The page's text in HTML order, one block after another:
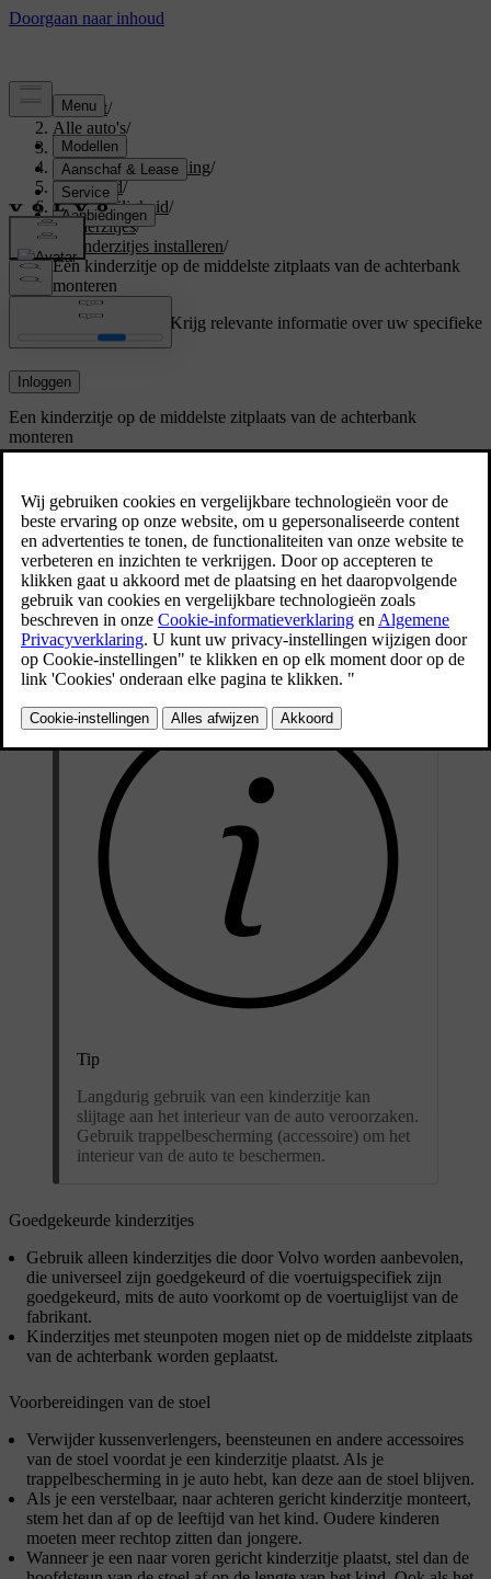
Support/
Alle auto's/
V60 2026
Gebruikershandleiding/
Veiligheid/
Kinderveiligheid/
Kinderzitjes/
Kinderzitjes installeren/
Een kinderzitje op de middelste zitplaats van de achterbank
monteren
Ondersteuning op maat
Krijg relevante informatie over uw specifieke
Inloggen
Bijgewerkt 16-04-2025
Een kinderzitje op de middelste zitplaats van de achterbank
monteren
zitplaats van de achterbank wilt plaatsen, vind je
hieronder belangrijke informatie die je moet lezen,
samen met aanbevelingen.
Er zijn geen verankeringspunten voor het plaatsen van een
kinderzitje op de middelste zitplaats.
Tip
Langdurig gebruik van een kinderzitje kan
slijtage aan het interieur van de auto veroorzaken.
Gebruik trappelbescherming (accessoire) om het
interieur van de auto te beschermen.
Goedgekeurde kinderzitjes
Gebruik alleen kinderzitjes die door Volvo worden aanbevolen,
die universeel zijn goedgekeurd of die voertuigspecifiek zijn
goedgekeurd, mits de auto voorkomt op de voertuiglijst van de
fabrikant.
Kinderzitjes met steunpoten mogen niet op de middelste zitplaats
van de achterbank worden geplaatst.
Voorbereidingen van de stoel
Verwijder kussenverlengers, beensteunen en andere accessoires
van de stoel voordat je een kinderzitje plaatst. Als je
trappelbescherming in je auto hebt, kan deze aan de stoel blijven.
Als je een verstelbaar, naar achteren gericht kinderzitje monteert,
stem het dan af op de leeftijd van het kind. Oudere kinderen
moeten meer rechtop zitten dan jongere.
Wanneer je een naar voren gericht kinderzitje plaatst, stel dan de